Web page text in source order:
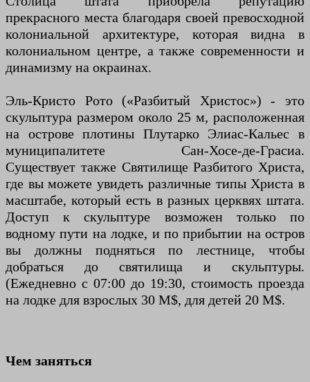
прекрасного места благодаря своей превосходной
колониальной архитектуре, которая видна в
колониальном центре, а также современности и
динамизму на окраинах.
Эль-Кристо Рото («Разбитый Христос») - это
скульптура размером около 25 м, расположенная
на острове плотины Плутарко Элиас-Кальес в
муниципалитете Сан-Хосе-де-Грасиа.
Существует также Святилище Разбитого Христа,
где вы можете увидеть различные типы Христа в
масштабе, который есть в разных церквях штата.
Доступ к скульптуре возможен только по
водному пути на лодке, и по прибытии на остров
вы должны подняться по лестнице, чтобы
добраться до святилища и скульптуры.
(Ежедневно с 07:00 до 19:30, стоимость проезда
на лодке для взрослых 30 M$, для детей 20 M$.
Чем заняться